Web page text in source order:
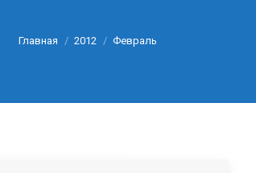
Вы здесь:
Главная 2012 Февраль